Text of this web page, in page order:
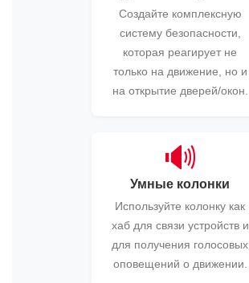
Создайте комплексную
систему безопасности,
которая реагирует не
только на движение, но и
на открытие дверей/окон.
🔊
Умные колонки
Используйте колонку как
хаб для связи устройств и
для получения голосовых
оповещений о движении.